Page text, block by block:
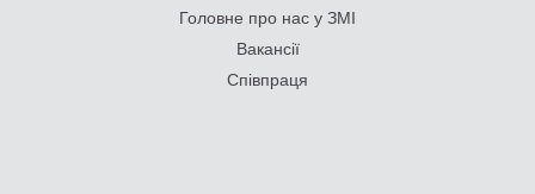
Головне про нас у ЗМІ
Вакансії
Співпраця